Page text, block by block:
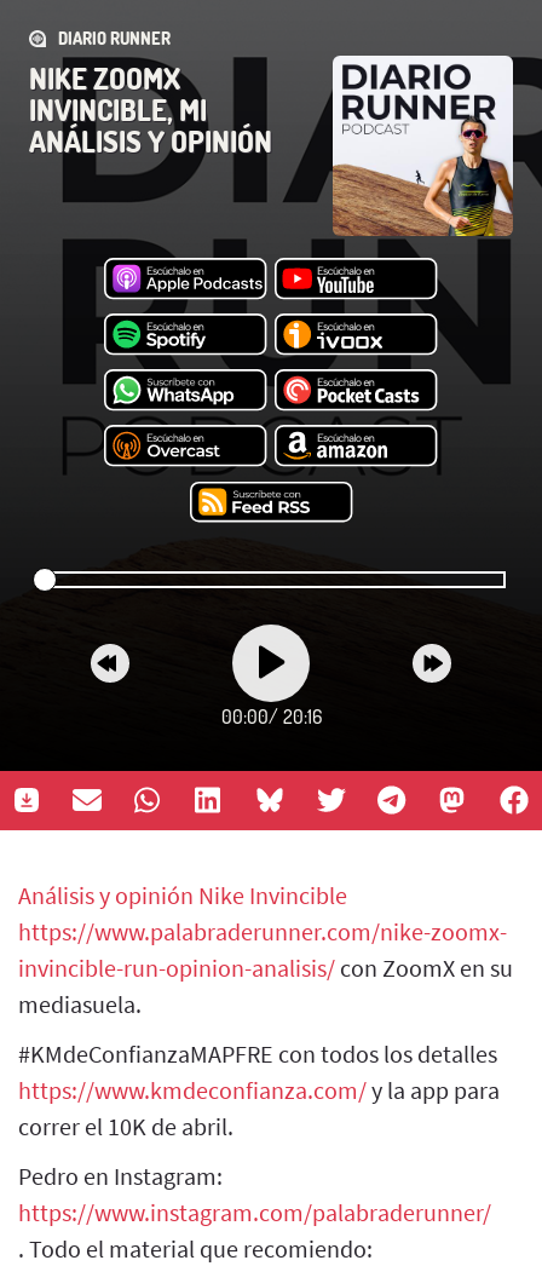
DIARIO RUNNER
NIKE ZOOMX
INVINCIBLE, MI
ANÁLISIS Y OPINIÓN
00:00/ 20:16
Análisis y opinión Nike Invincible
https://www.palabraderunner.com/nike-zoomx-
invincible-run-opinion-analisis/ con ZoomX en su
mediasuela.
#KMdeConfianzaMAPFRE con todos los detalles
https://www.kmdeconfianza.com/y la app para
correr el 10K de abril.
Pedro en Instagram:
https://www.instagram.com/palabraderunner/
. Todo el material que recomiendo: